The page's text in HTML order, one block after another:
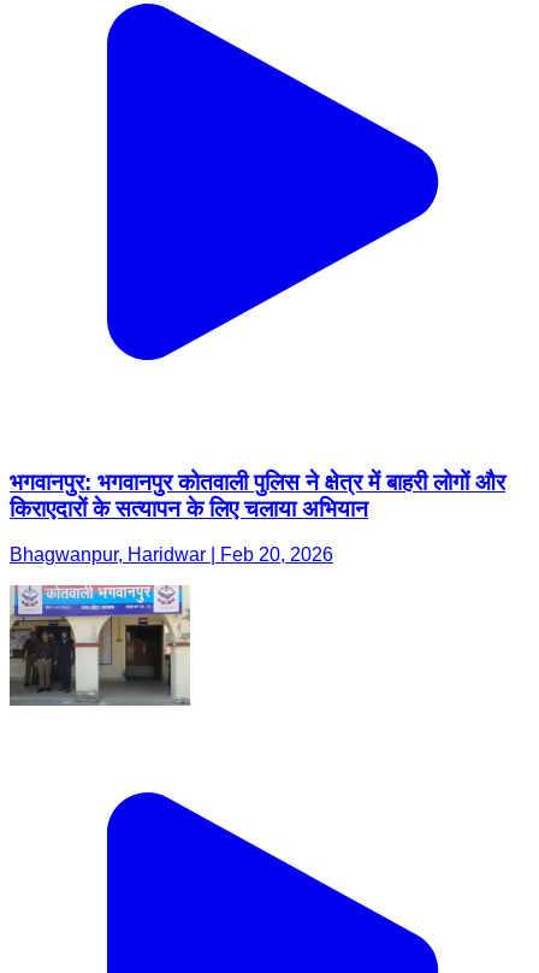
भगवानपुर: भगवानपुर कोतवाली पुलिस ने क्षेत्र में बाहरी लोगों और
किराएदारों के सत्यापन के लिए चलाया अभियान
Bhagwanpur, Haridwar | Feb 20, 2026